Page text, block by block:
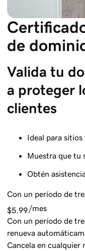
de
Valida tu
a proteger
clientes
Ideal para sitios
Muestra que tu
Obtén
Con un período de
$5.99 /mes
Con un período de
renueva
Cancela en cualquier